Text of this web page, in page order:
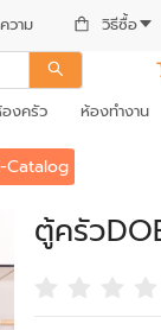
วาม วิธีซื้อ
งครัว ห้องทำงาน
Catalog
ตู้ครัว